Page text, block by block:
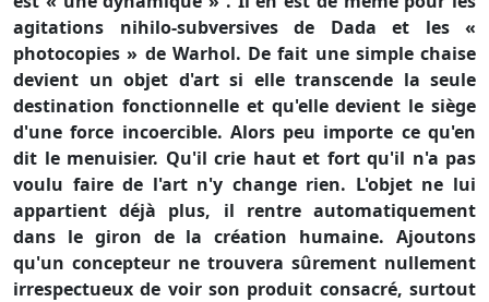
agitations nihilo-subversives de Dada et les «
photocopies » de Warhol. De fait une simple chaise
devient un objet d'art si elle transcende la seule
destination fonctionnelle et qu'elle devient le siège
d'une force incoercible. Alors peu importe ce qu'en
dit le menuisier. Qu'il crie haut et fort qu'il n'a pas
voulu faire de l'art n'y change rien. L'objet ne lui
appartient déjà plus, il rentre automatiquement
dans le giron de la création humaine. Ajoutons
qu'un concepteur ne trouvera sûrement nullement
irrespectueux de voir son produit consacré, surtout